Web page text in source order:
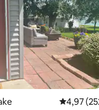
4,97 de
4,97